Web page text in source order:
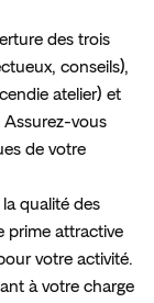
des trois
conseils),
atelier) et
Assurez-vous
de votre
qualité des
prime attractive
votre activité.
à votre charge